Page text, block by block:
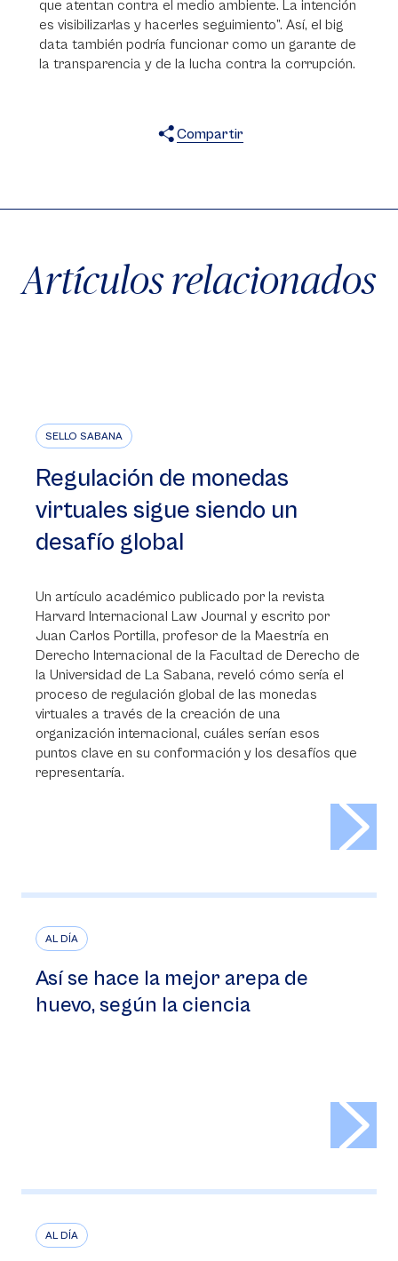
que atentan contra el medio ambiente. La intención
es visibilizarlas y hacerles seguimiento”. Así, el big
data también podría funcionar como un garante de
la transparencia y de la lucha contra la corrupción.
Compartir
Artículos relacionados
SELLO SABANA
Regulación de monedas
virtuales sigue siendo un
desafío global
Un artículo académico publicado por la revista
Harvard Internacional Law Journal y escrito por
Juan Carlos Portilla, profesor de la Maestría en
Derecho Internacional de la Facultad de Derecho de
la Universidad de La Sabana, reveló cómo sería el
proceso de regulación global de las monedas
virtuales a través de la creación de una
organización internacional, cuáles serían esos
puntos clave en su conformación y los desafíos que
representaría.
AL DÍA
Así se hace la mejor arepa de
huevo, según la ciencia
AL DÍA